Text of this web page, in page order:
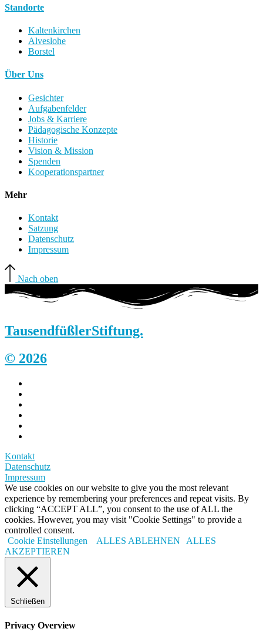
Standorte
Kaltenkirchen
Alveslohe
Borstel
Über Uns
Gesichter
Aufgabenfelder
Jobs & Karriere
Pädagogische Konzepte
Historie
Vision & Mission
Spenden
Kooperationspartner
Mehr
Kontakt
Satzung
Datenschutz
Impressum
Nach oben
TausendfüßlerStiftung.
© 2026
Kontakt
Datenschutz
Impressum
We use cookies on our website to give you the most relevant
experience by remembering your preferences and repeat visits. By
clicking “ACCEPT ALL”, you consent to the use of ALL the
cookies. However, you may visit "Cookie Settings" to provide a
controlled consent.
Cookie Einstellungen
ALLES ABLEHNEN
ALLES
AKZEPTIEREN
Schließen
Privacy Overview